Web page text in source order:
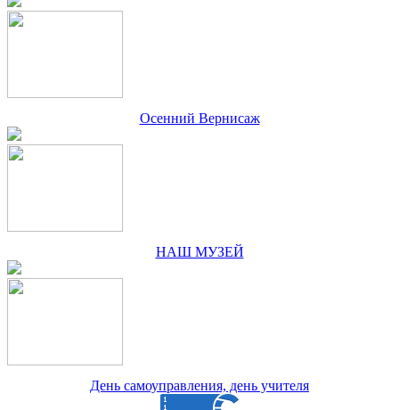
Осенний Вернисаж
НАШ МУЗЕЙ
День самоуправления, день учителя